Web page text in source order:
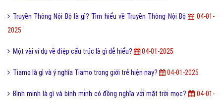
Truyền Thông Nội Bộ là gì? Tìm hiểu về Truyền Thông Nội Bộ
04-01-
2025
Một vài ví dụ về điệp cấu trúc là gì dễ hiểu? 04-01-2025
Tiamo là gì và ý nghĩa Tiamo trong giới trẻ hiện nay? 04-01-2025
Bình minh là gì và bình minh có đồng nghĩa với mặt trời mọc?
04-01-